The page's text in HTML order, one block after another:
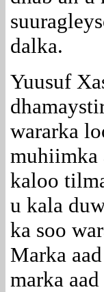
dalka.
Yuusuf
wararka
muhiimka
kaloo
u kala
ka soo
Marka
marka